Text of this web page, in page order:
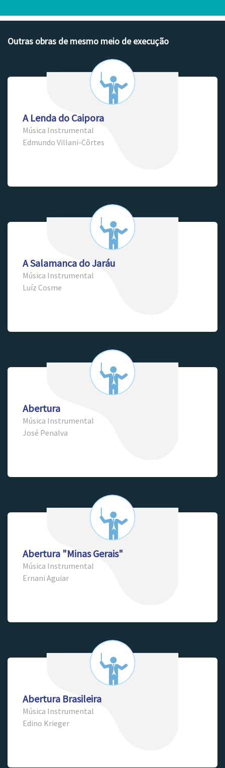
Outras obras de mesmo meio de execução
A Lenda do Caipora
Música Instrumental
Edmundo Villani-Côrtes
A Salamanca do Jaráu
Música Instrumental
Luíz Cosme
Abertura
Música Instrumental
José Penalva
Abertura "Minas Gerais"
Música Instrumental
Ernani Aguiar
Abertura Brasileira
Música Instrumental
Edino Krieger